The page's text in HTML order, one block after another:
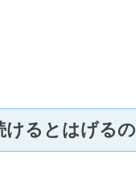
けるとはげる